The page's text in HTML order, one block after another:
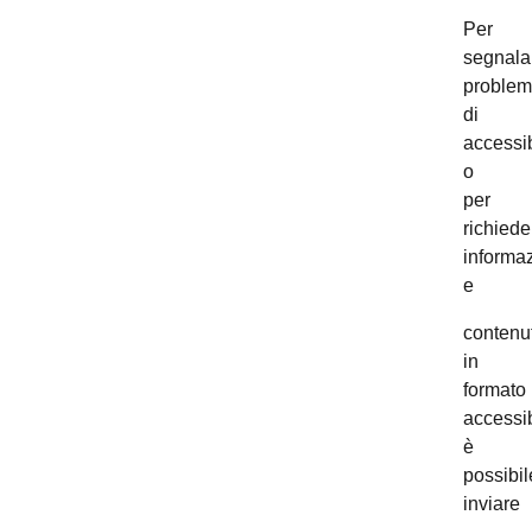
Per
di
o
per
e
in
formato
è
inviare